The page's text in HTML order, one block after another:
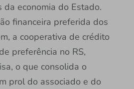
economia do Estado.
financeira preferida dos
a cooperativa de crédito
preferência no RS,
o que consolida o
prol do associado e do